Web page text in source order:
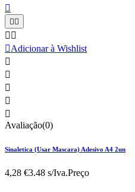

 
 
Adicionar à Wishlist





Avaliação(0)
Sinaletica (Usar Mascara) Adesivo A4 2un
4,28 €3.48 s/Iva.Preço